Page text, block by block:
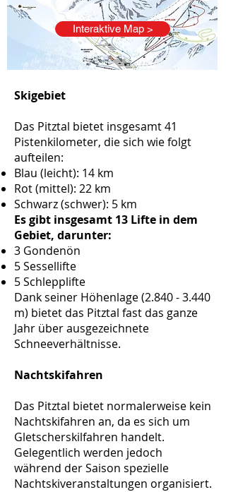
Interaktive Map >
Skigebiet
Das Pitztal bietet insgesamt 41
Pistenkilometer, die sich wie folgt
aufteilen:
Blau (leicht): 14 km
Rot (mittel): 22 km
Schwarz (schwer): 5 km
Es gibt insgesamt 13 Lifte in dem
Gebiet, darunter:
3 Gondenön
5 Sessellifte
5 Schlepplifte
Dank seiner Höhenlage(2.840 - 3.440
m) bietet das Pitztal fast das ganze
Jahr über ausgezeichnete
Schneeverhältnisse.
Nachtskifahren
Das Pitztal bietet normalerweise kein
Nachtskifahren an, da es sich um
Gletscherskilfahren handelt.
Gelegentlich werden jedoch
während der Saison spezielle
Nachtskiveranstaltungen organisiert.